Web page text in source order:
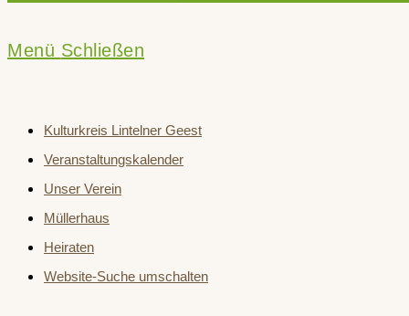
Menü Schließen
Kulturkreis Lintelner Geest
Veranstaltungskalender
Unser Verein
Müllerhaus
Heiraten
Website-Suche umschalten